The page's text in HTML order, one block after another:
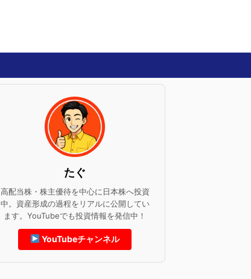
たぐ
高配当株・株主優待を中心に日本株へ投資
中。資産形成の過程をリアルに公開してい
ます。YouTubeでも投資情報を発信中！
YouTubeチャンネル